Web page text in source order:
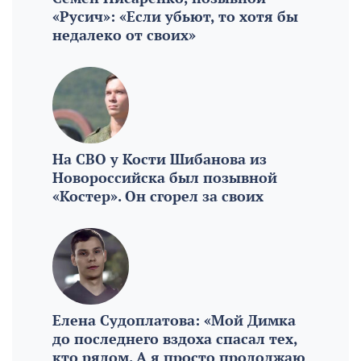
2 августа
2 августа
Писто манчего – испанский вариант
2 августа
Гид по летнему макияжу в стиле «макияж без
макияжа»
2 августа
Новороссийскую художницу полюбили за
сказки «советского детства»
2 августа
В живописную речку под Новороссийском
слили отработанное масло
2 августа
Как в Новороссийске встречали делегацию
журналистов из Японии
«Русич»: «Если убьют, то хотя бы
недалеко от своих»
На СВО у Кости Шибанова из
Новороссийска был позывной
«Костер». Он сгорел за своих
Елена Судоплатова: «Мой Димка
до последнего вздоха спасал тех,